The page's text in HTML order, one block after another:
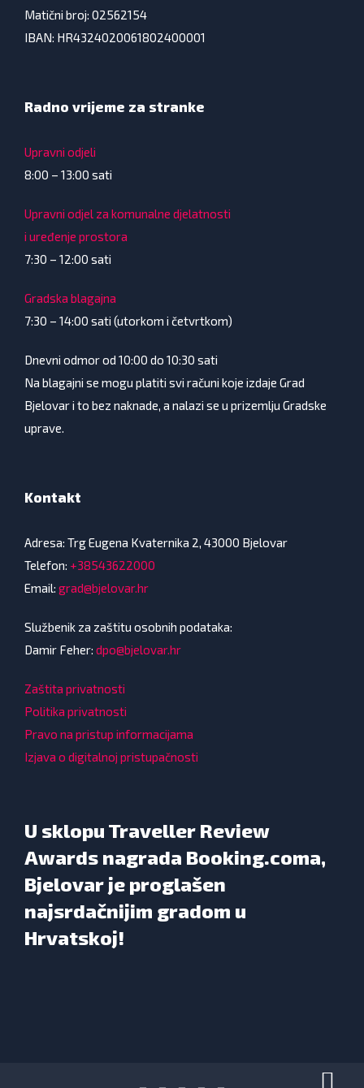
Matični broj: 02562154
IBAN: HR4324020061802400001
Radno vrijeme za stranke
Upravni odjeli
8:00 – 13:00 sati
Upravni odjel za komunalne djelatnosti
i uređenje prostora
7:30 – 12:00 sati
Gradska blagajna
7:30 – 14:00 sati (utorkom i četvrtkom)
Dnevni odmor od 10:00 do 10:30 sati
Na blagajni se mogu platiti svi računi koje izdaje Grad
Bjelovar i to bez naknade, a nalazi se u prizemlju Gradske
uprave.
Kontakt
Adresa: Trg Eugena Kvaternika 2, 43000 Bjelovar
Telefon: +38543622000
Email: grad@bjelovar.hr
Službenik za zaštitu osobnih podataka:
Damir Feher: dpo@bjelovar.hr
Zaštita privatnosti
Politika privatnosti
Pravo na pristup informacijama
Izjava o digitalnoj pristupačnosti
U sklopu Traveller Review
Awards nagrada Booking.coma,
Bjelovar je proglašen
najsrdačnijim gradom u
Hrvatskoj!